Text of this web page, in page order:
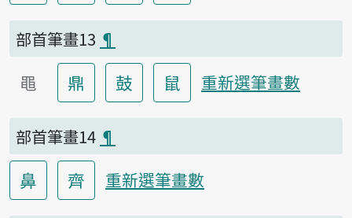
部首筆畫13 ¶
黽 鼎 鼓 鼠 重新選筆畫數
部首筆畫14 ¶
鼻 齊 重新選筆畫數